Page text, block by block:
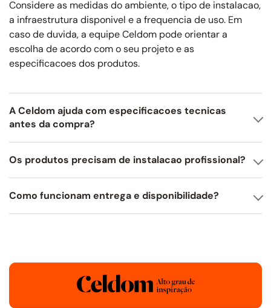
Considere as medidas do ambiente, o tipo de instalacao,
a infraestrutura disponivel e a frequencia de uso. Em
caso de duvida, a equipe Celdom pode orientar a
escolha de acordo com o seu projeto e as
especificacoes dos produtos.
A Celdom ajuda com especificacoes tecnicas
antes da compra?
Os produtos precisam de instalacao profissional?
Como funcionam entrega e disponibilidade?